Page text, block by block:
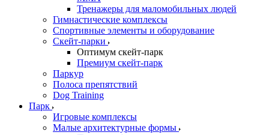
Тренажеры для маломобильных людей
Гимнастические комплексы
Спортивные элементы и оборудование
Скейт-парки
Оптимум скейт-парк
Премиум скейт-парк
Паркур
Полоса препятствий
Dog Training
Парк
Игровые комплексы
Малые архитектурные формы